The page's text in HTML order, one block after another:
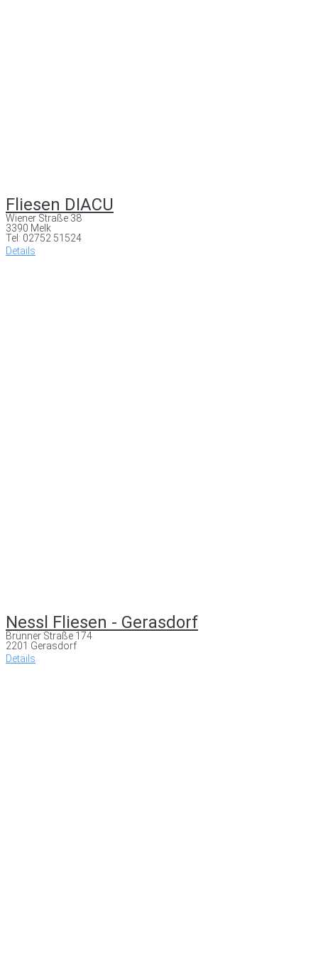
Fliesen DIACU
Wiener Straße 38
3390 Melk
Tel: 02752 51524
Details
Nessl Fliesen - Gerasdorf
Brünner Straße 174
2201 Gerasdorf
Details